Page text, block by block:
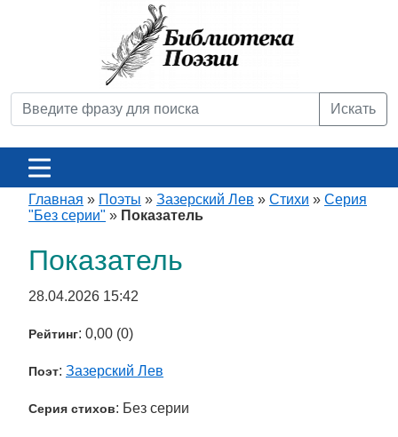
Искать
Главная » Поэты » Зазерский Лев » Стихи » Серия
"Без серии" » Показатель
Показатель
28.04.2026 15:42
Рейтинг: 0,00 (0)
Поэт: Зазерский Лев
Серия стихов: Без серии